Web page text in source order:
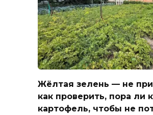
Жёлтая зелень — не
как проверить, пора ли
картофель, чтобы не